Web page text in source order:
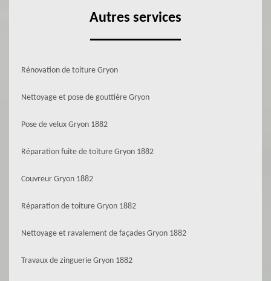
Autres services
Rénovation de toiture Gryon
Nettoyage et pose de gouttière Gryon
Pose de velux Gryon 1882
Réparation fuite de toiture Gryon 1882
Couvreur Gryon 1882
Réparation de toiture Gryon 1882
Nettoyage et ravalement de façades Gryon 1882
Travaux de zinguerie Gryon 1882